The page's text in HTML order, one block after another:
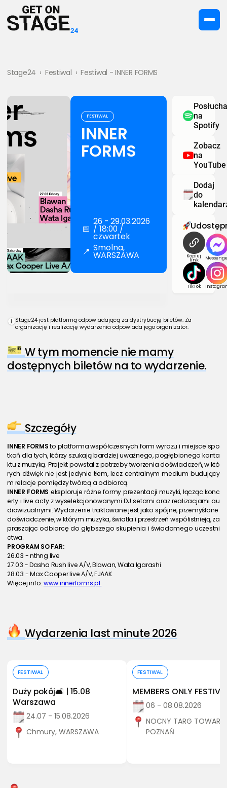
Stage24 › Festiwal › Festiwal - INNER FORMS
FESTIWAL
INNER
FORMS
📅
26 - 29.03.2026
/ 18:00 /
czwartek
📍 Smolna,
WARSZAWA
na
Spotify
Zobacz
na
YouTube
Dodaj
do
Kopiuj
link
TikTok
i Stage24 jest platformą odpowiadającą za dystrybucję biletów. Za
organizację i realizację wydarzenia odpowiada jego organizator.
W tym momencie nie mamy
dostępnych biletów na to wydarzenie.
Szczegóły
INNER FORMS to platforma współczesnych form wyrazu i miejsce spo
tkań dla tych, którzy szukają bardziej uważnego, pogłębionego konta
ktu z muzyką. Projekt powstał z potrzeby tworzenia doświadczeń, w któ
rych dźwięk nie jest jedynie tłem, lecz centralnym medium budujący
m relacje pomiędzy twórcą a odbiorcą.
INNER FORMS eksploruje różne formy prezentacji muzyki, łącząc konc
erty i live acty z wyselekcjonowanymi DJ setami oraz realizacjami au
diowizualnymi. Wydarzenie traktowane jest jako spójne, przemyślane
doświadczenie, w którym muzyka, światła i przestrzeń współistnieją, za
praszając odbiorcę do głębszego skupienia i świadomego uczestni
ctwa.
PROGRAM SO FAR:
26.03 - nthng live
27.03 - Dasha Rush live A/V, Blawan, Wata Igarashi
28.03 - Max Cooper live A/V, FJAAK
Więcej info: www.innerforms.pl
Wydarzenia last minute 2026
FESTIWAL
Duży pokój🛋️ | 15.08
Warszawa
24.07 - 15.08.2026
Chmury, WARSZAWA
FESTIWAL
MEMBERS ONLY
06 - 08.08.2026
NOCNY TARG
POZNAŃ